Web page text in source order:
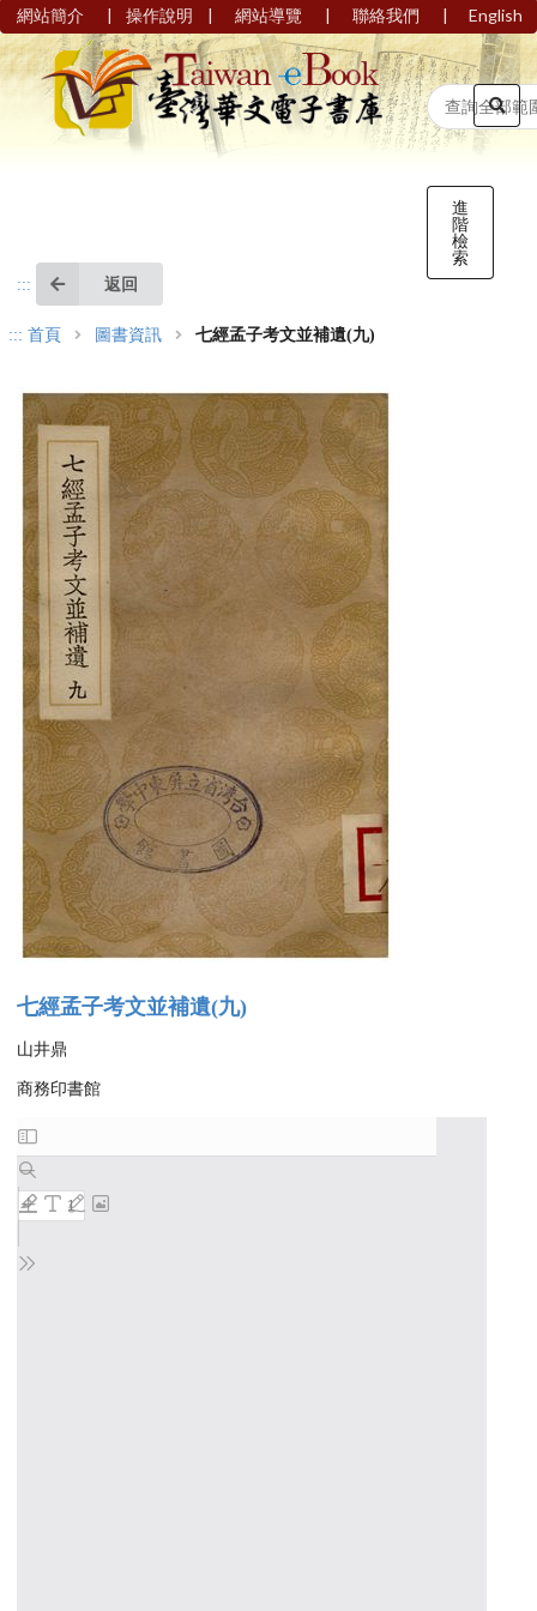
網站簡介 | 操作說明 | 網站導覽 | 聯絡我們 | English
進
階
檢
索
::: 返回
::: 首頁 圖書資訊 七經孟子考文並補遺(九)
七經孟子考文並補遺(九)
山井鼎
商務印書館